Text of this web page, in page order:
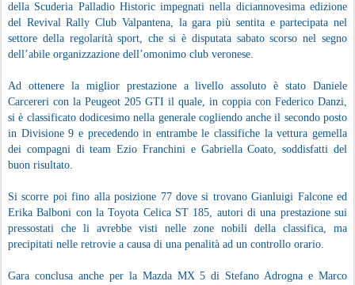
della Scuderia Palladio Historic impegnati nella diciannovesima edizione
del Revival Rally Club Valpantena, la gara più sentita e partecipata nel
settore della regolarità sport, che si è disputata sabato scorso nel segno
dell’abile organizzazione dell’omonimo club veronese.
Ad ottenere la miglior prestazione a livello assoluto è stato Daniele
Carcereri con la Peugeot 205 GTI il quale, in coppia con Federico Danzi,
si è classificato dodicesimo nella generale cogliendo anche il secondo posto
in Divisione 9 e precedendo in entrambe le classifiche la vettura gemella
dei compagni di team Ezio Franchini e Gabriella Coato, soddisfatti del
buon risultato.
Si scorre poi fino alla posizione 77 dove si trovano Gianluigi Falcone ed
Erika Balboni con la Toyota Celica ST 185, autori di una prestazione sui
pressostati che li avrebbe visti nelle zone nobili della classifica, ma
precipitati nelle retrovie a causa di una penalità ad un controllo orario.
Gara conclusa anche per la Mazda MX 5 di Stefano Adrogna e Marco